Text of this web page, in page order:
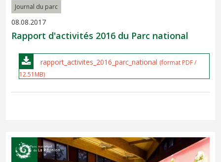
Journal du parc
08.08.2017
Rapport d'activités 2016 du Parc national
rapport_activites_2016_parc_national (format PDF /
12.51MB)